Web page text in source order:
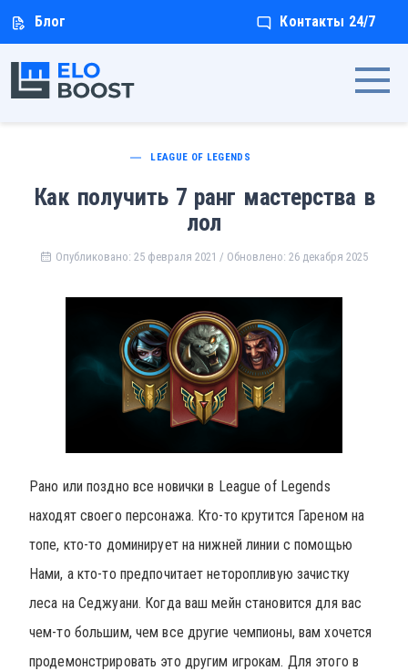
контенту
Блог Контакты 24/7
LEAGUE OF LEGENDS
Как получить 7 ранг мастерства в
лол
Опубликовано: 25 февраля 2021 / Обновлено: 26 декабря 2025
Рано или поздно все новички в League of Legends
находят своего персонажа. Кто-то крутится Гареном на
топе, кто-то доминирует на нижней линии с помощью
Нами, а кто-то предпочитает неторопливую зачистку
леса на Седжуани. Когда ваш мейн становится для вас
чем-то большим, чем все другие чемпионы, вам хочется
продемонстрировать это другим игрокам. Для этого в